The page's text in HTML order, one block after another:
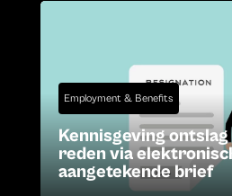
Employment & Benefits
Kennisgeving
reden via
aangetekende brief